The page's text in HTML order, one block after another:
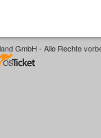
GmbH - Alle Rechte